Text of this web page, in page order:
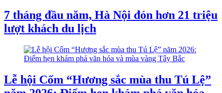
7 tháng đầu năm, Hà Nội đón hơn 21 triệu
lượt khách du lịch
Lễ hội Cốm “Hương sắc mùa thu Tú Lệ”